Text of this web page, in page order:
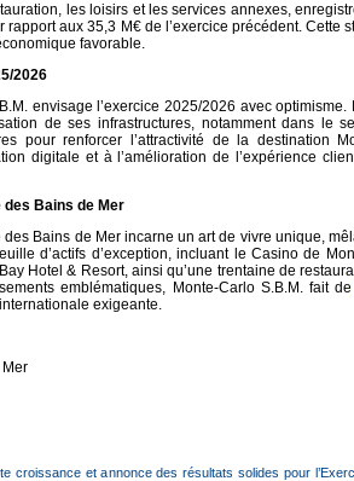
les loisirs et les services annexes,
rapport aux35,3 M€de l’exercice précédent. Cette
favorable.
2026
envisage l’exercice 2025/2026 avec
de ses infrastructures, notamment dans le
pour renforcer l’attractivité de la destination
digitale et à l’amélioration de l’expérience
Bains de Mer
Bains de Mer incarne un art de vivre unique,
d’actifs d’exception, incluant le Casino de
Hotel & Resort, ainsi qu’une trentaine de
emblématiques, Monte-Carlo S.B.M. fait
exigeante.
croissance et annonce des résultats solides pour